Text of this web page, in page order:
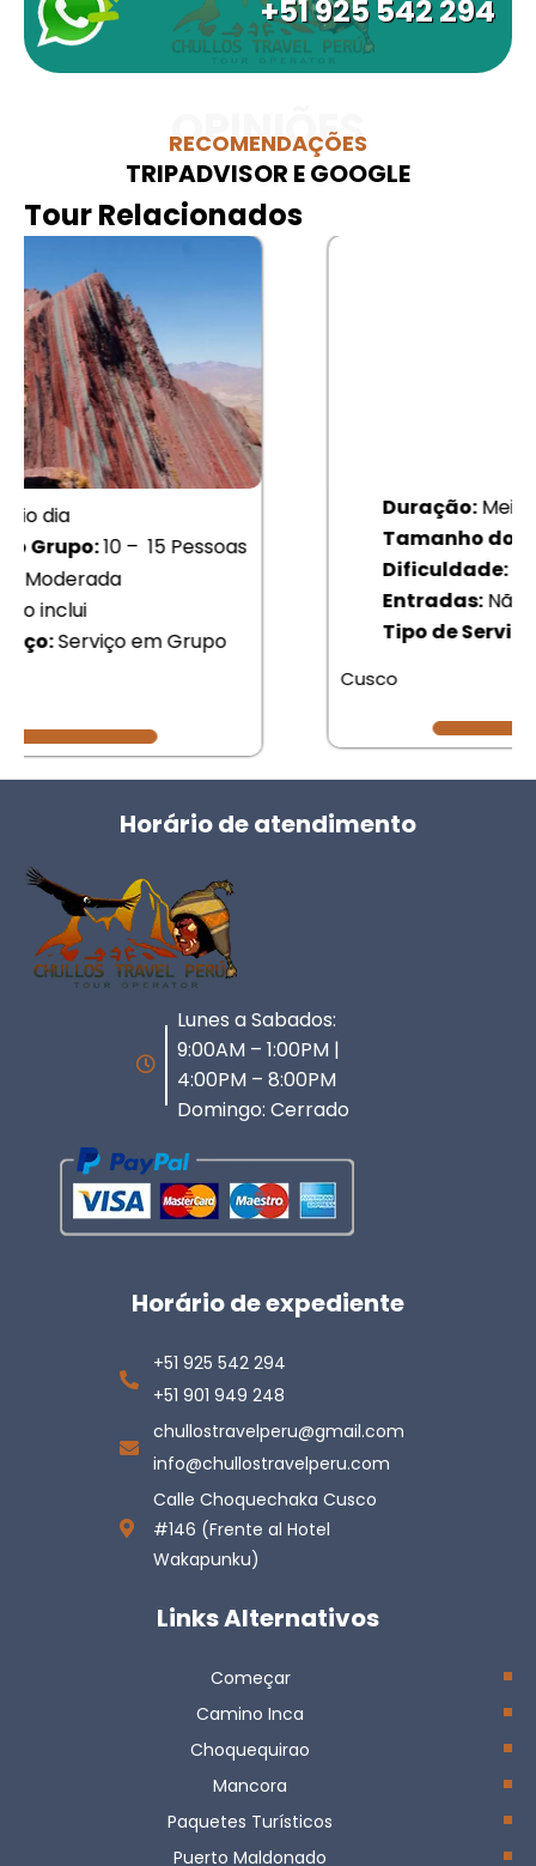
+51 925 542 294
OPINIÕES
RECOMENDAÇÕES
TRIPADVISOR E GOOGLE
Tour Relacionados
Tamanho do Grupo:
10 – 15 Pessoas
Dificuldade:
Tipo de Serviço:
serviço em Grupo
$ 35.00
Horário de atendimento
Lunes a Sabados:
9:00AM – 1:00PM |
4:00PM – 8:00PM
Domingo: Cerrado
Horário de expediente
+51 925 542 294
+51 901 949 248
chullostravelperu@gmail.com
info@chullostravelperu.com
Calle Choquechaka Cusco
#146 (Frente al Hotel
Wakapunku)
Links Alternativos
Começar
Camino Inca
Choquequirao
Mancora
Paquetes Turísticos
Puerto Maldonado